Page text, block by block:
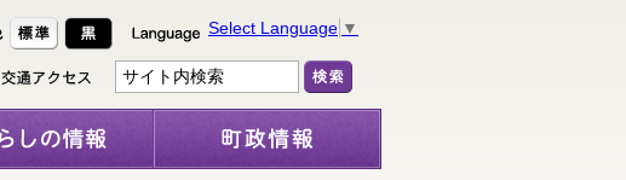
Select Language ▼